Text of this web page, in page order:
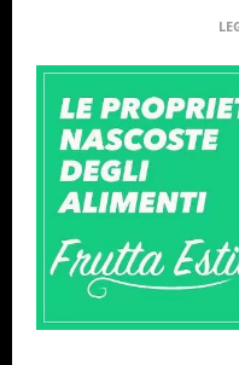
consigliato in piccole
colorati che
Pesche: contengono
e vitamina A che
contengono
ricostituenti delle